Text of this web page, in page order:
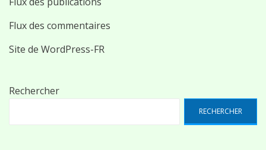
Flux des commentaires
Site de WordPress-FR
Rechercher
RECHERCHER